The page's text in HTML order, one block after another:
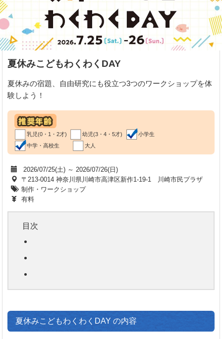
夏休みこどもわくわくDAY
夏休みの宿題、自由研究にも役立つ3つのワークショップを体
験しよう！
乳児(0・1・2才) 幼児(3・4・5才)
小学生
中学・高校生
大人
2026/07/25(土) ～ 2026/07/26(日)
〒213-0014 神奈川県川崎市高津区新作1-19-1 川崎市民プラザ
制作・ワークショップ
有料
目次
夏休みこどもわくわくDAY の内容